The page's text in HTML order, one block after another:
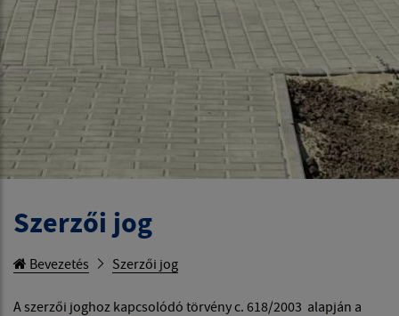
Szerzői jog
Bevezetés Szerzői jog
A szerzői joghoz kapcsolódó törvény c. 618/2003 alapján a